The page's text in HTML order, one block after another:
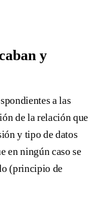
y
a las
de la relación que
y tipo de datos
en ningún caso se
(principio de